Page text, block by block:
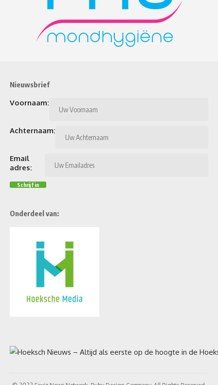
Nieuwsbrief
Voornaam:
Achternaam:
Email
adres:
Onderdeel van: